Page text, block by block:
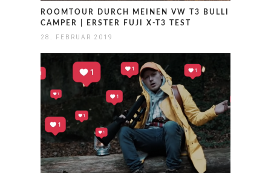
ROOMTOUR DURCH MEINEN VW T3 BULLI
CAMPER | ERSTER FUJI X-T3 TEST
28. FEBRUAR 2019